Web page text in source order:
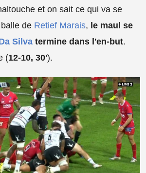
et on sait ce qui va se
de Retief Marais, le maul se
Silva termine dans l'en-but.
(12-10, 30').